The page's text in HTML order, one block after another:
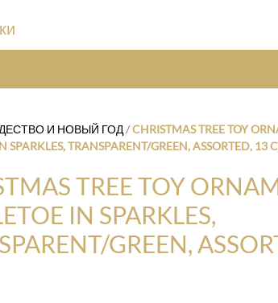
И НОВЫЙ ГОД/CHRISTMAS TREE TOY
SPARKLES, TRANSPARENT/GREEN, ASSORTED, 13
TREE TOY
IN SPARKLES,
GREEN,